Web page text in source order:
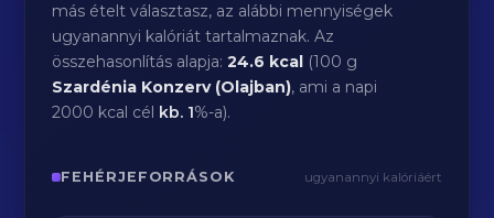
más ételt választasz, az alábbi mennyiségek
ugyanannyi kalóriát tartalmaznak. Az
összehasonlítás alapja:24.6 kcal (100 g
Szardénia Konzerv (Olajban), ami a napi
2000 kcal cél kb. 1%-a).
FEHÉRJEFORRÁSOK ugyanannyi kalóriáért